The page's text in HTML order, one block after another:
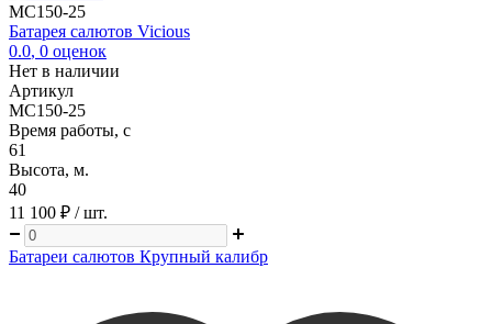
MC150-25
Батарея салютов Vicious
0.0, 0 оценок
Нет в наличии
Артикул
MC150-25
Время работы, с
61
Высота, м.
40
11 100 ₽ / шт.
Батареи салютов Крупный калибр